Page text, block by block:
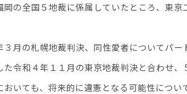
の全国５地裁に係属していたところ、東
月の札幌地裁判決、同性愛者についてパ
令和４年１１月の東京地裁判決と合わせ
いても、将来的に違憲となる可能性につ